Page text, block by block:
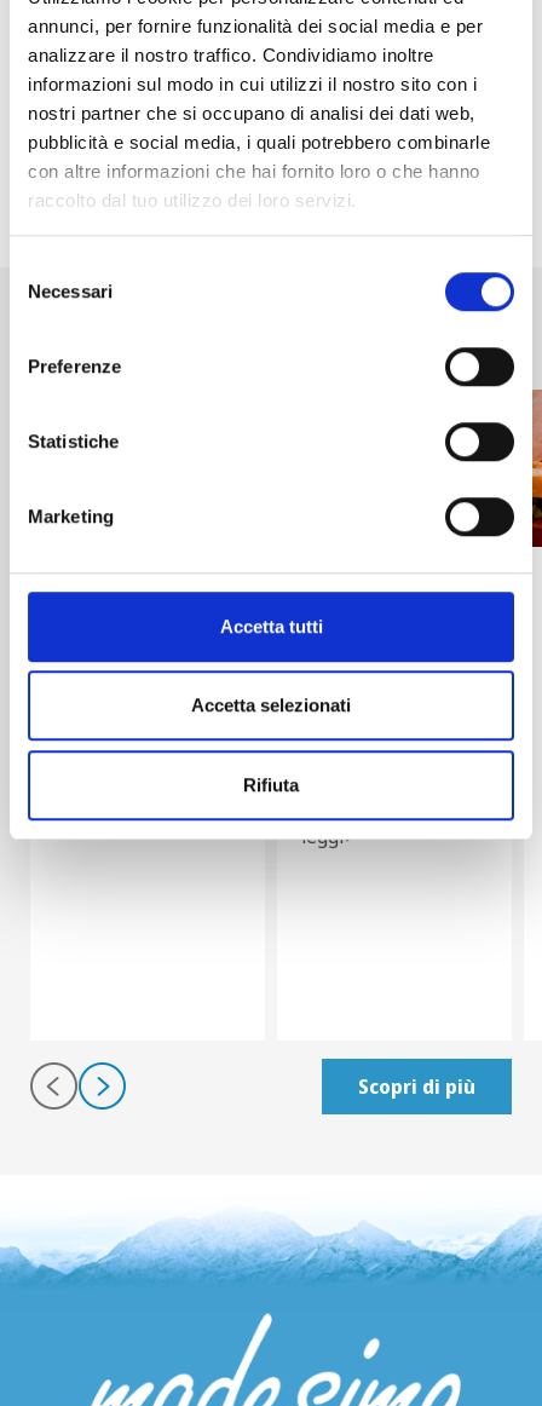
annunci, per fornire funzionalità dei social media e per
analizzare il nostro traffico. Condividiamo inoltre
informazioni sul modo in cui utilizzi il nostro sito con i
nostri partner che si occupano di analisi dei dati web,
pubblicità e social media, i quali potrebbero combinarle
con altre informazioni che hai fornito loro o che hanno
raccolto dal tuo utilizzo dei loro servizi.
delNecessari
Preferenze
Statistiche
Marketing
Accetta tutti
Accetta selezionati
Rifiuta
Madesimo per dare insieme il benvenuto a una nuova
stagione ricca di emozioni!
Non lasciatevi scappare questa occasione. La neve vi
chiama: siete pronti a rispondere?
Per maggiori informazioni e aggiornamenti, visita il sito
Skiarea Valchiavenna.
Ti potrebbero interessare anche
Estate, Inverno
Santuario di
Gallivaggio
cammino di
rinascita
Estate, Inverno
differenza
tra vivere in
città e
leggi
Scopri di più